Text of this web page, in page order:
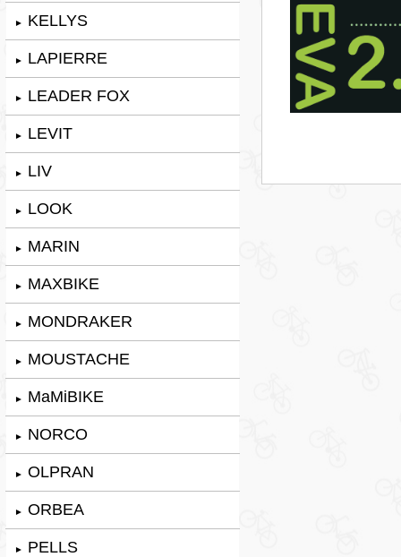
► KELLYS
► LAPIERRE
► LEADER FOX
► LEVIT
► LIV
► LOOK
► MARIN
► MAXBIKE
► MONDRAKER
► MOUSTACHE
► MaMiBIKE
► NORCO
► OLPRAN
► ORBEA
► PELLS